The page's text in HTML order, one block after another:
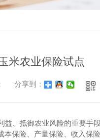
米农业保险试点
分享到：
、抵御农业风险的重要手
保险、产量保险、收入保